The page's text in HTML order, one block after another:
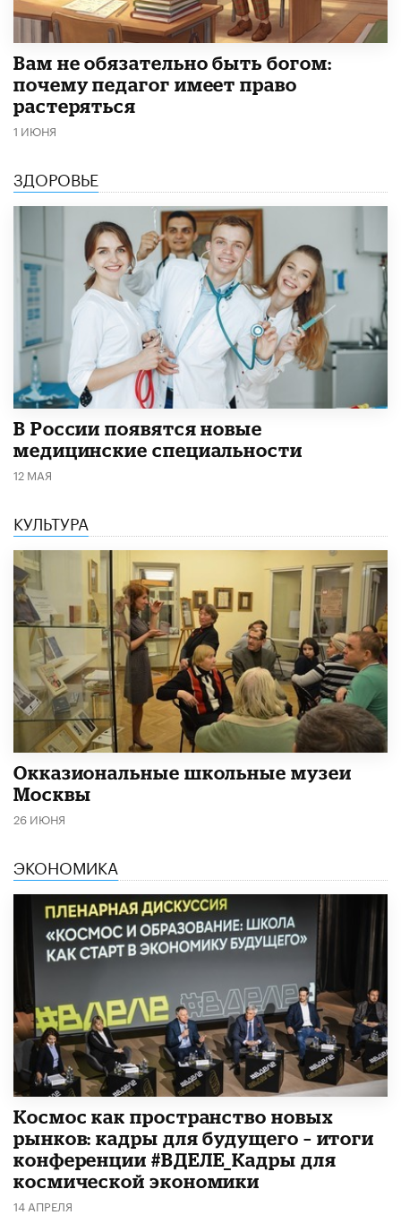
​Вам не обязательно быть богом:
почему педагог имеет право
растеряться
1 ИЮНЯ
ЗДОРОВЬЕ
В России появятся новые
медицинские специальности
12 МАЯ
КУЛЬТУРА
​Окказиональные школьные музеи
Москвы
26 ИЮНЯ
ЭКОНОМИКА
Космос как пространство новых
рынков: кадры для будущего – итоги
конференции #ВДЕЛЕ_Кадры для
космической экономики
14 АПРЕЛЯ